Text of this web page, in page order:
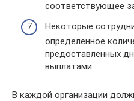
соответствующее
Некоторые
определенное
предоставленных
выплатами.
В каждой организации